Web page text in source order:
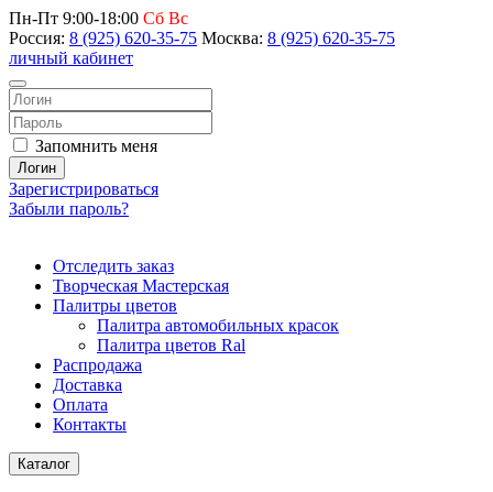
Пн-Пт 9:00-18:00 Сб Вс
Россия: 8 (925) 620-35-75 Москва: 8 (925) 620-35-75
личный кабинет
Запомнить меня
Логин
Зарегистрироваться
Забыли пароль?
Отследить заказ
Творческая Мастерская
Палитры цветов
Палитра автомобильных красок
Палитра цветов Ral
Распродажа
Доставка
Оплата
Контакты
Каталог